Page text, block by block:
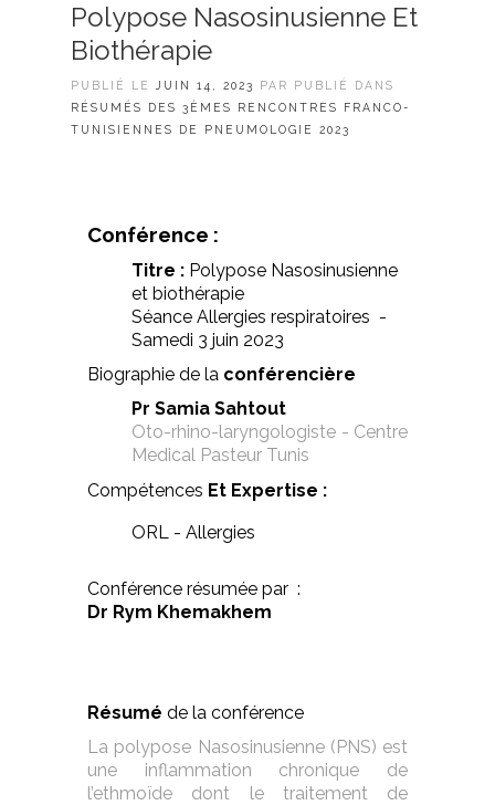
Polypose Nasosinusienne Et
Biothérapie
PUBLIÉ LE JUIN 14, 2023
PAR PUBLIÉ DANS
RÉSUMÉS DES 3ÈMES RENCONTRES FRANCO-
TUNISIENNES DE PNEUMOLOGIE 2023
Conférence :
Titre : Polypose Nasosinusienne
et biothérapie
Séance Allergies respiratoires -
Samedi 3 juin 2023
Biographie de la conférencière
Pr Samia Sahtout
Oto-rhino-laryngologiste - Centre
Medical Pasteur Tunis
Compétences Et Expertise :
ORL - Allergies
Conférence résumée par :
Dr Rym Khemakhem
Résumé de la conférence
La polypose Nasosinusienne (PNS) est
une inflammation chronique de
l’ethmoïde dont le traitement de